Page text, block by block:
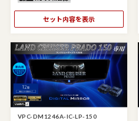
セット内容を表示
VPC-DM1246A-IC-LP-150